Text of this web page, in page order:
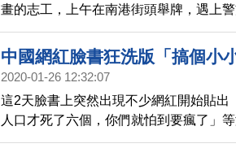
畫的志工，上午在南港街頭舉牌，遇上
散，結果有4名警察壓制其中一位志工，
段畫面全都被一旁的志工拍下來Po上網
就質疑，愛國同心會囂張跋扈，怎麼不
中國網紅臉書狂洗版「搞個小
析
2020-01-26 12:32:07
這2天臉書上突然出現不少網紅開始貼出
人口才死了六個，你們就怕到要瘋了」
出，這與去年「宣告我的投票意志」的